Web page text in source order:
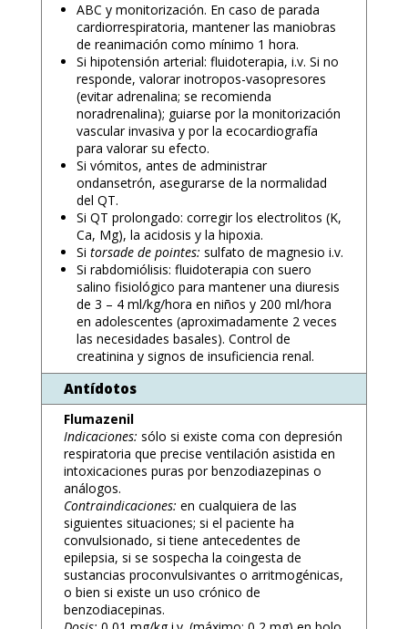
ABC y monitorización. En caso de parada
cardiorrespiratoria, mantener las maniobras
de reanimación como mínimo 1 hora.
Si hipotensión arterial: fluidoterapia, i.v. Si no
responde, valorar inotropos-vasopresores
(evitar adrenalina; se recomienda
noradrenalina); guiarse por la monitorización
vascular invasiva y por la ecocardiografía
para valorar su efecto.
Si vómitos, antes de administrar
ondansetrón, asegurarse de la normalidad
del QT.
Si QT prolongado: corregir los electrolitos (K,
Ca, Mg), la acidosis y la hipoxia.
Si torsade de pointes: sulfato de magnesio i.v.
Si rabdomiólisis: fluidoterapia con suero
salino fisiológico para mantener una diuresis
de 3 – 4 ml/kg/hora en niños y 200 ml/hora
en adolescentes (aproximadamente 2 veces
las necesidades basales). Control de
creatinina y signos de insuficiencia renal.
Antídotos
Flumazenil
Indicaciones: sólo si existe coma con depresión
respiratoria que precise ventilación asistida en
intoxicaciones puras por benzodiazepinas o
análogos.
Contraindicaciones: en cualquiera de las
siguientes situaciones; si el paciente ha
convulsionado, si tiene antecedentes de
epilepsia, si se sospecha la coingesta de
sustancias proconvulsivantes o arritmogénicas,
o bien si existe un uso crónico de
benzodiacepinas.